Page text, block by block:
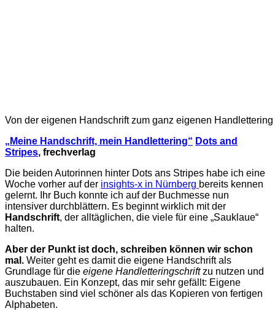
Von der eigenen Handschrift zum ganz eigenen
„Meine Handschrift, mein Handlettering“ Dots and
Stripes, frechverlag
Die beiden Autorinnen hinter Dots ans Stripes habe ich eine
Woche vorher auf der insights-x in Nürnberg bereits kennen
gelernt. Ihr Buch konnte ich auf der Buchmesse nun
intensiver durchblättern. Es beginnt wirklich mit der
Handschrift, der alltäglichen, die viele für eine „Sauklaue“
halten.
Aber der Punkt ist doch, schreiben können wir schon
mal. Weiter geht es damit die eigene Handschrift als
Grundlage für die eigene Handletteringschriftzu nutzen und
auszubauen. Ein Konzept, das mir sehr gefällt: Eigene
Buchstaben sind viel schöner als das Kopieren von fertigen
Alphabeten.